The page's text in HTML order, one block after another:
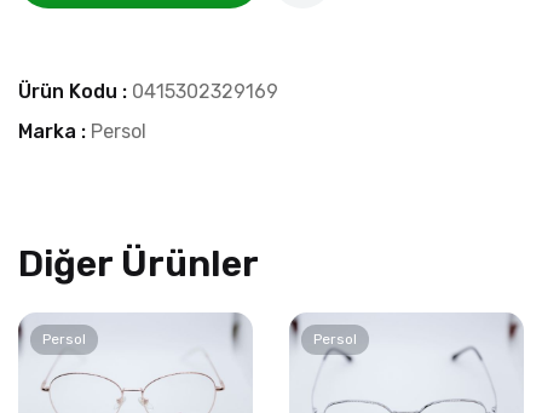
Ürün Kodu : 0415302329169
Marka : Persol
Diğer Ürünler
Persol Persol